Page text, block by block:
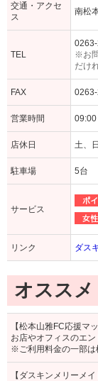
交通・アクセ
ス
南松
TEL
※お
だけ
FAX
営業時間
店休日 土、
駐車場 5台
サービス
リンク ダス
オススメ
【松本山雅FC応援マッ
お店やオフィスのエ
※ご利用料金の一部は
【ダスキンメリーメイ